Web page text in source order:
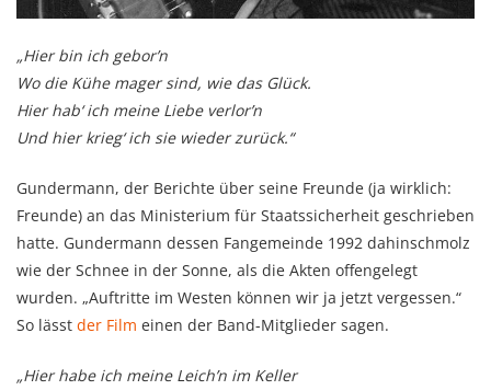
„Hier bin ich gebor’n
Wo die Kühe mager sind, wie das Glück.
Hier hab‘ ich meine Liebe verlor’n
Und hier krieg‘ ich sie wieder zurück.“
Gundermann, der Berichte über seine Freunde (ja wirklich:
Freunde) an das Ministerium für Staatssicherheit geschrieben
hatte. Gundermann dessen Fangemeinde 1992 dahinschmolz
wie der Schnee in der Sonne, als die Akten offengelegt
wurden. „Auftritte im Westen können wir ja jetzt vergessen.“
So lässt der Film einen der Band-Mitglieder sagen.
„Hier habe ich meine Leich’n im Keller